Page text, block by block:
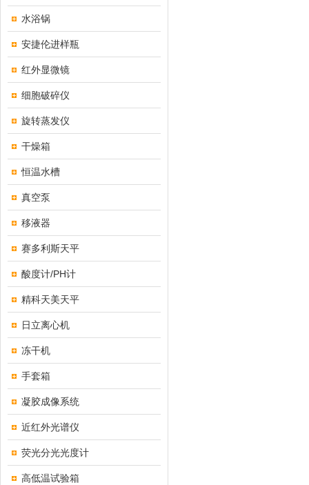
水浴锅
安捷伦进样瓶
红外显微镜
细胞破碎仪
旋转蒸发仪
干燥箱
恒温水槽
真空泵
移液器
赛多利斯天平
酸度计/PH计
精科天美天平
日立离心机
冻干机
手套箱
凝胶成像系统
近红外光谱仪
荧光分光光度计
高低温试验箱